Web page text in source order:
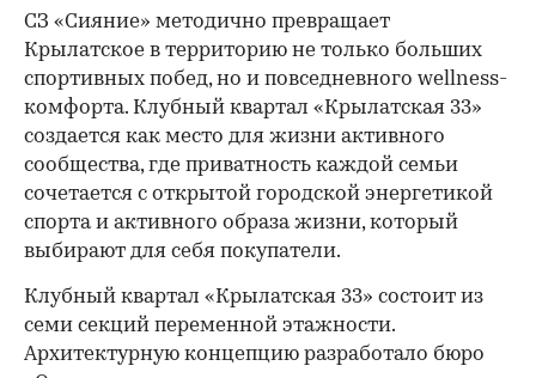
СЗ «Сияние» методично превращает
Крылатское в территорию не только больших
спортивных побед, но и повседневного wellness-
комфорта. Клубный квартал «Крылатская 33»
создается как место для жизни активного
сообщества, где приватность каждой семьи
сочетается с открытой городской энергетикой
спорта и активного образа жизни, который
выбирают для себя покупатели.
Клубный квартал «Крылатская 33» состоит из
семи секций переменной этажности.
Архитектурную концепцию разработало бюро